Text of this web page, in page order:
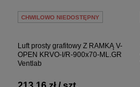
CHWILOWO NIEDOSTĘPNY
Luft prosty grafitowy Z RAMKĄ V-
OPEN KRVO-I/R-900x70-ML.GR
Ventlab